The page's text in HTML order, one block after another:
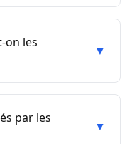
on les
▼
par les
▼